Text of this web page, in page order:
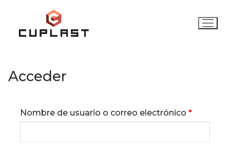
Acceder
Nombre de usuario o correo electrónico *